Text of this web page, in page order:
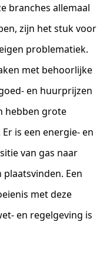
branches allemaal
zijn het stuk voor
problematiek.
met behoorlijke
en huurprijzen
hebben grote
is een energie- en
van gas naar
Een
met deze
en regelgeving is